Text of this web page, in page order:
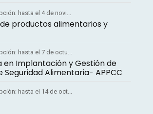
hasta el 4 de novi...
productos alimentarios y
hasta el 7 de octu...
en Implantación y Gestión de
Seguridad Alimentaria- APPCC
hasta el 14 de oct...